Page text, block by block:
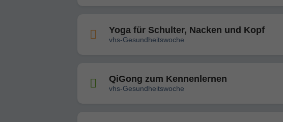
Yoga für Schulter, Nacken und Kopf
vhs-Gesundheitswoche
QiGong zum Kennenlernen
vhs-Gesundheitswoche